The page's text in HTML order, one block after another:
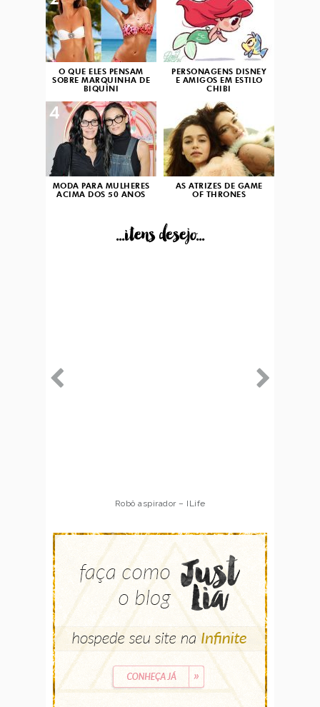
O QUE ELES PENSAM
SOBRE MARQUINHA DE
BIQUÍNI
PERSONAGENS DISNEY
E AMIGOS EM ESTILO
CHIBI
MODA PARA MULHERES
ACIMA DOS 50 ANOS
4
AS ATRIZES DE GAME
OF THRONES
...itens desejo...
Robô aspirador – ILife